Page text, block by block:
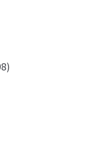
1398